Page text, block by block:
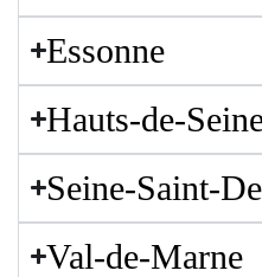
Essonne
Hauts-de-
Seine-Saint-
Val-de-Marne